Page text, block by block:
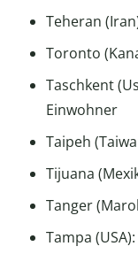
Teheran
Toronto
Taschkent
Einwohner
Taipeh
Tijuana
Tanger
Tampa